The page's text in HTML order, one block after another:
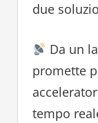
due
Da un
promette
tempo